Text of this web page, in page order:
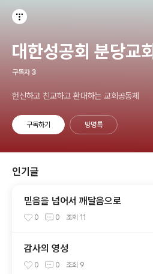
대한성공회 분당교회
구독자 3
헌신하고 친교하고 환대하는 교회공동체
구독하기 방명록
인기글
믿음을 넘어서 깨달음으로
0 0 조회 11
감사의 영성
0 0 조회 9